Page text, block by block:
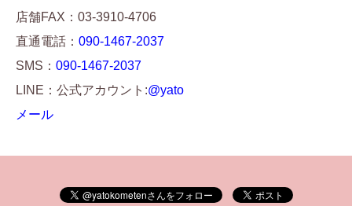
店舗FAX：03-3910-4706
直通電話： 090-1467-2037
SMS： 090-1467-2037
LINE：公式アカウント:@yato
メール